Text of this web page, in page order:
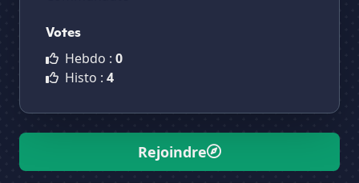
Votes
Hebdo : 0
Histo : 4
Rejoindre